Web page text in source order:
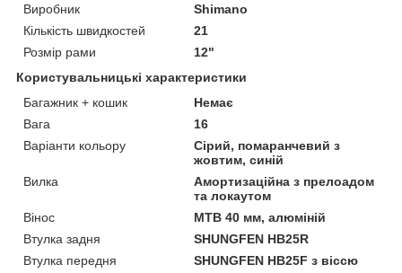
Виробник
Shimano
Кількість швидкостей
21
Розмір рами
12"
Користувальницькі характеристики
Багажник + кошик
Немає
Вага
16
Варіанти кольору
Сірий, помаранчевий з
жовтим, синій
Вилка
Амортизаційна з прелоадом
та локаутом
Вінос
МТВ 40 мм, алюміній
Втулка задня
SHUNGFEN HB25R
Втулка передня
SHUNGFEN HB25F з віссю